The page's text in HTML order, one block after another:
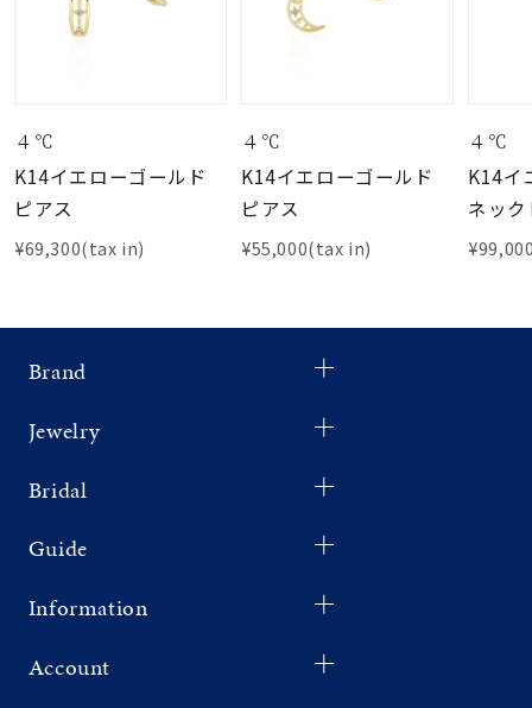
４℃
K14イエローゴールド
ピアス
¥69,300(tax in)
４℃
K14イエローゴールド
ピアス
¥55,000(tax in)
４℃
K14イ
ネッ
Brand
Jewelry
Bridal
Guide
Information
Account